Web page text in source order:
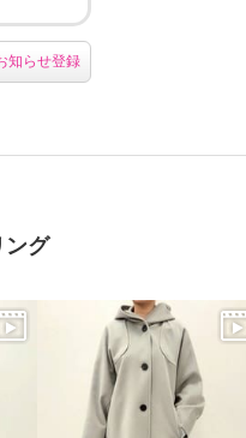
知らせ登録
ング